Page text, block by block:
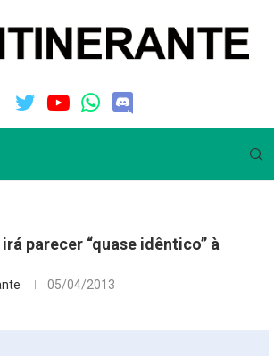
parecer “quase idêntico” à
05/04/2013